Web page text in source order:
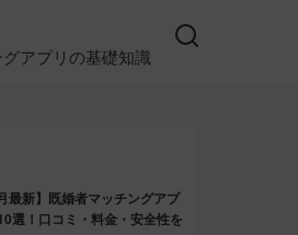
アプリの基礎知識
最新】既婚者マッチングアプ
選！口コミ・料金・安全性を